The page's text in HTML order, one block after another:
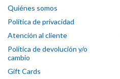
Quiénes somos
Política de privacidad
Atención al cliente
Política de devolución y/o
cambio
Gift Cards